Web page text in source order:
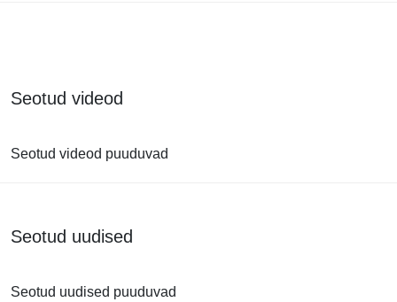
Seotud videod
Seotud videod puuduvad
Seotud uudised
Seotud uudised puuduvad